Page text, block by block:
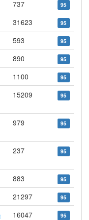
737 95
31623 95
593 95
890 95
1100 95
15209 95
979 95
237 95
883 95
21297 95
16047 95